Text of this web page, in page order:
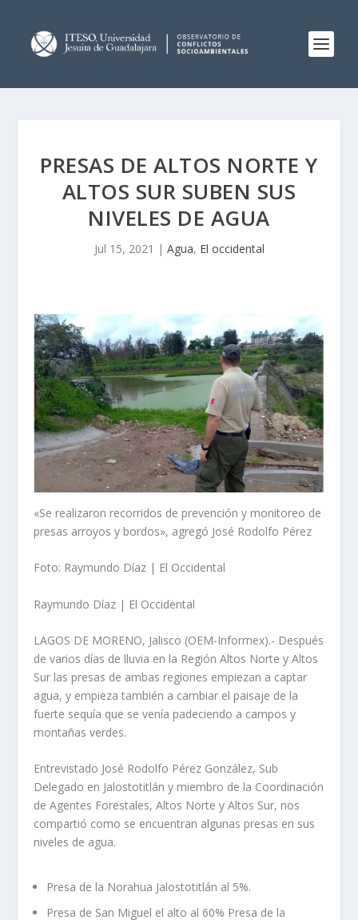
PRESAS DE ALTOS NORTE Y
ALTOS SUR SUBEN SUS
NIVELES DE AGUA
Jul 15, 2021 | Agua, El occidental
«Se realizaron recorridos de prevención y monitoreo de
presas arroyos y bordos», agregó José Rodolfo Pérez
Foto: Raymundo Díaz | El Occidental
Raymundo Díaz | El Occidental
LAGOS DE MORENO, Jalisco (OEM-Informex).- Después
de varios días de lluvia en la Región Altos Norte y Altos
Sur las presas de ambas regiones empiezan a captar
agua, y empieza también a cambiar el paisaje de la
fuerte sequía que se venía padeciendo a campos y
montañas verdes.
Entrevistado José Rodolfo Pérez González, Sub
Delegado en Jalostotitlán y miembro de la Coordinación
de Agentes Forestales, Altos Norte y Altos Sur, nos
compartió como se encuentran algunas presas en sus
niveles de agua.
Presa de la Norahua Jalostotitlán al 5%.
Presa de San Miguel el alto al 60% Presa de la